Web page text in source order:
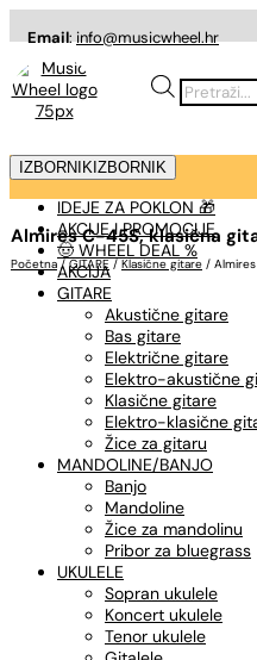
Email:info@musicwheel.hr
Products
search
IZBORNIK IZBORNIK
IDEJE ZA POKLON 🎁
AKCIJE I PROMOCIJE
🤠 WHEEL DEAL %
AKCIJA
GITARE
Akustične gitare
Bas gitare
Električne gitare
Elektro-akustične
Klasične gitare
Elektro-klasične
Žice za gitaru
MANDOLINE/BANJO
Banjo
Mandoline
Žice za mandolinu
Pribor za bluegrass
UKULELE
Sopran ukulele
Koncert ukulele
Tenor ukulele
Almires C-45S, klasična
Početna / GITARE / Klasične gitare /